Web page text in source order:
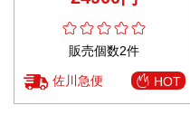
販売個数2件
佐川急便 HOT